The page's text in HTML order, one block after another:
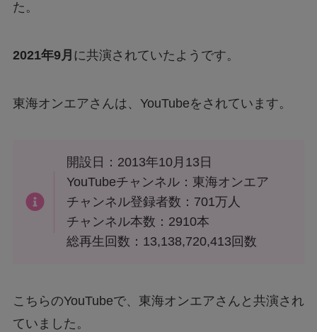
た。
2021年9月 に共演されていたようです。
東海オンエアさんは、YouTubeをされています。
開設日：2013年10月13日
YouTubeチャンネル：東海オンエア
チャンネル登録者数：701万人
チャンネル本数：2910本
総再生回数：13,138,720,413回数
こちらのYouTubeで、東海オンエアさんと共演され
ていました。